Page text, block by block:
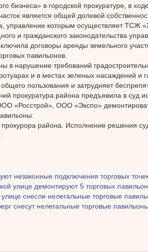
бизнеса» в городской прокуратуре, в
является общей долевой
управление которым осуществляет ТСЖ
и гражданского законодательства
договоры аренды земельного
павильонов.
в нарушение требований
и в местах зеленых насаждений и
пользования и затрудняет
прокуратура района предъявила в суд
«Росстрой», ООО «Экспо»
района. Исполнение решения
незаконные подключения торговых
улице демонтируют 5 торговых
снесли нелегальные торговые
снесут нелегальные торговые павильоны